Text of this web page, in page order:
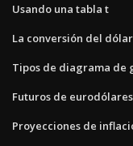
Usando una tabla t
La conversión del
Tipos de diagrama de
Futuros de
Proyecciones de